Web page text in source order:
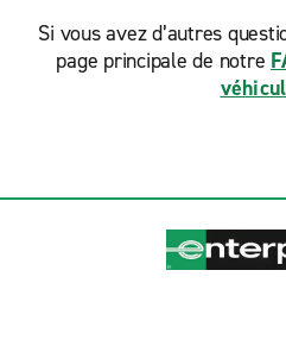
Si vous avez d’autres
page principale de notre